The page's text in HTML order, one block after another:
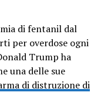
di fentanil dal
per overdose ogni
Trump ha
una delle sue
di distruzione di